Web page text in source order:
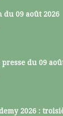
du 09 août 2026
presse du 09
2026 :